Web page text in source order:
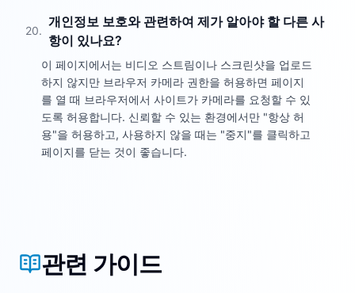
20.
개인정보 보호와 관련하여 제가 알아야 할 다른 사
항이 있나요?
이 페이지에서는 비디오 스트림이나 스크린샷을 업로드
하지 않지만 브라우저 카메라 권한을 허용하면 페이지
를 열 때 브라우저에서 사이트가 카메라를 요청할 수 있
도록 허용합니다. 신뢰할 수 있는 환경에서만 "항상 허
용"을 허용하고, 사용하지 않을 때는 "중지"를 클릭하고
페이지를 닫는 것이 좋습니다.
관련 가이드